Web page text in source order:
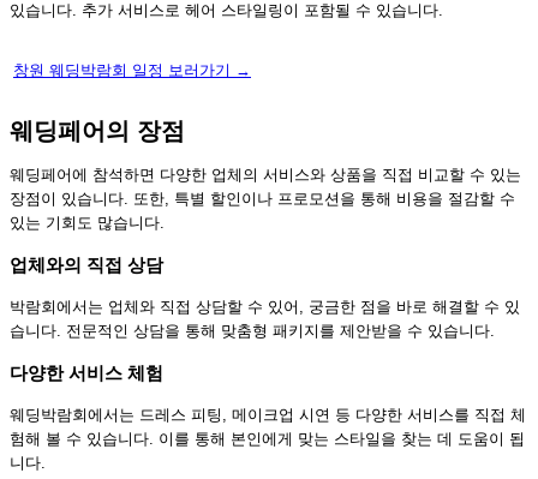
있습니다. 추가 서비스로 헤어 스타일링이 포함될 수 있습니다.
창원 웨딩박람회 일정 보러가기 →
웨딩페어의 장점
웨딩페어에 참석하면 다양한 업체의 서비스와 상품을 직접 비교할 수 있는
장점이 있습니다. 또한, 특별 할인이나 프로모션을 통해 비용을 절감할 수
있는 기회도 많습니다.
업체와의 직접 상담
박람회에서는 업체와 직접 상담할 수 있어, 궁금한 점을 바로 해결할 수 있
습니다. 전문적인 상담을 통해 맞춤형 패키지를 제안받을 수 있습니다.
다양한 서비스 체험
웨딩박람회에서는 드레스 피팅, 메이크업 시연 등 다양한 서비스를 직접 체
험해 볼 수 있습니다. 이를 통해 본인에게 맞는 스타일을 찾는 데 도움이 됩
니다.